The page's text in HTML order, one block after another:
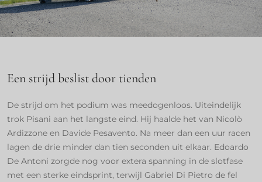
Een strijd beslist door tienden
De strijd om het podium was meedogenloos. Uiteindelijk
trok Pisani aan het langste eind. Hij haalde het van Nicolò
Ardizzone en Davide Pesavento. Na meer dan een uur racen
lagen de drie minder dan tien seconden uit elkaar. Edoardo
De Antoni zorgde nog voor extera spanning in de slotfase
met een sterke eindsprint, terwijl Gabriel Di Pietro de fel